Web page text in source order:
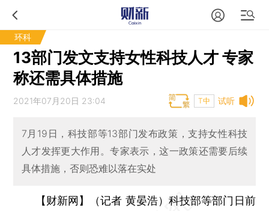
环科
13部门发文支持女性科技人才 专家
称还需具体措施
试听
2021年07月20日 23:04 T中
7月19日，科技部等13部门发布政策，支持女性科技
人才发挥更大作用。专家表示，这一政策还需要后续
具体措施，否则恐难以落在实处
【财新网】（记者 黄晏浩） 科技部等部门日前